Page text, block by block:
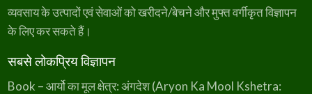
व्यवसाय के उत्पादों एवं सेवाओं को खरीदने/बेचने और मुफ्त वर्गीकृत विज्ञापन
के लिए कर सकते हैं।
सबसे लोकप्रिय विज्ञापन
Book – आर्यो का मूल क्षेत्र: अंगदेश (Aryon Ka Mool Kshetra: